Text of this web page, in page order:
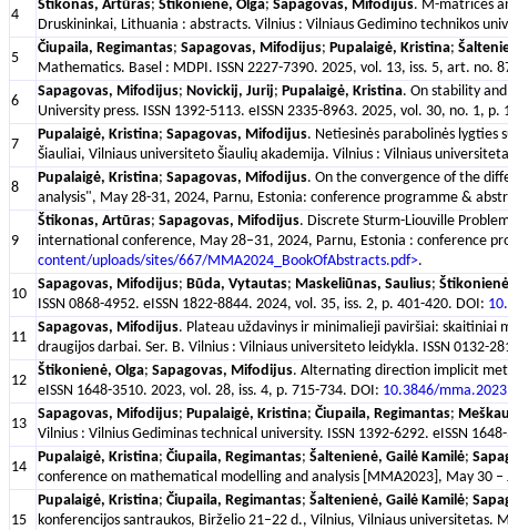
4
Štikonas, Artūras; Štikonienė, Olga; Sapagovas, Mifodijus. M-matrices
Druskininkai, Lithuania : abstracts. Vilnius : Vilniaus Gedimino technikos
5
Čiupaila, Regimantas; Sapagovas, Mifodijus; Pupalaigė, Kristina;
Mathematics. Basel : MDPI. ISSN 2227-7390. 2025, vol. 13, iss. 5, art. no.
6
Sapagovas, Mifodijus; Novickij, Jurij; Pupalaigė, Kristina. On stability
University press. ISSN 1392-5113. eISSN 2335-8963. 2025, vol. 30, no. 1, p.
7
Pupalaigė, Kristina; Sapagovas, Mifodijus. Netiesinės parabolinės lygties
Šiauliai, Vilniaus universiteto Šiaulių akademija. Vilnius : Vilniaus
8
Pupalaigė, Kristina; Sapagovas, Mifodijus. On the convergence of the
analysis", May 28-31, 2024, Parnu, Estonia: conference programme &
9
Štikonas, Artūras; Sapagovas, Mifodijus. Discrete Sturm-Liouville
international conference, May 28–31, 2024, Parnu, Estonia : conference
content/uploads/sites/667/MMA2024_BookOfAbstracts.pdf>.
10
Sapagovas, Mifodijus; Būda, Vytautas; Maskeliūnas, Saulius;
ISSN 0868-4952. eISSN 1822-8844. 2024, vol. 35, iss. 2, p. 401-420. DOI:
11
Sapagovas, Mifodijus. Plateau uždavinys ir minimalieji paviršiai:
draugijos darbai. Ser. B. Vilnius : Vilniaus universiteto leidykla. ISSN 0132-
12
Štikonienė, Olga; Sapagovas, Mifodijus. Alternating direction implicit
eISSN 1648-3510. 2023, vol. 28, iss. 4, p. 715-734. DOI: 10.3846/
13
Sapagovas, Mifodijus; Pupalaigė, Kristina; Čiupaila, Regimantas;
Vilnius : Vilnius Gediminas technical university. ISSN 1392-6292. eISSN
14
Pupalaigė, Kristina; Čiupaila, Regimantas; Šaltenienė, Gailė Kamilė;
conference on mathematical modelling and analysis [MMA2023], May 30
15
Pupalaigė, Kristina; Čiupaila, Regimantas; Šaltenienė, Gailė Kamilė;
konferencijos santraukos, Birželio 21–22 d., Vilnius, Vilniaus